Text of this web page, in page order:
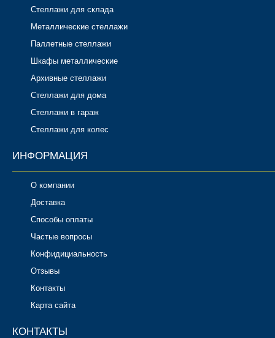
Стеллажи для склада
Металлические стеллажи
Паллетные стеллажи
Шкафы металлические
Архивные стеллажи
Стеллажи для дома
Стеллажи в гараж
Стеллажи для колес
ИНФОРМАЦИЯ
О компании
Доставка
Способы оплаты
Частые вопросы
Конфидициальность
Отзывы
Контакты
Карта сайта
КОНТАКТЫ